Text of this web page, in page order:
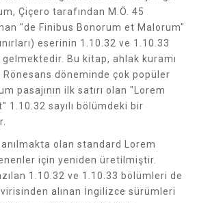
Çiçero tarafından M.Ö. 45
"de Finibus Bonorum et Malorum"
eserinin 1.10.32 ve 1.10.33
gelmektedir. Bu kitap, ahlak kuramı
döneminde çok popüler
pasajının ilk satırı olan "Lorem
1.10.32 sayılı bölümdeki bir
olan standard Lorem
için yeniden üretilmiştir.
1.10.32 ve 1.10.33 bölümleri de
alınan İngilizce sürümleri